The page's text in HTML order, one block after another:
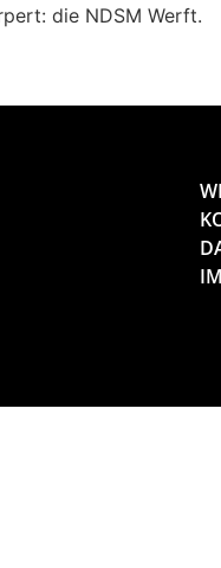
die NDSM Werft.